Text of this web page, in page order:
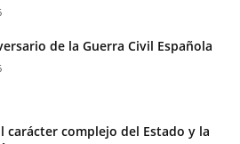
de la Guerra Civil Española
carácter complejo del Estado y la